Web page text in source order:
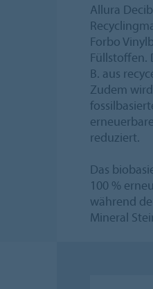
Allura
Forbo
Füllstoffen.
B. aus
Zudem
reduziert.
Das
100 %
während
Mineral